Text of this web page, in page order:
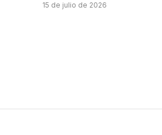
15 de julio de 2026